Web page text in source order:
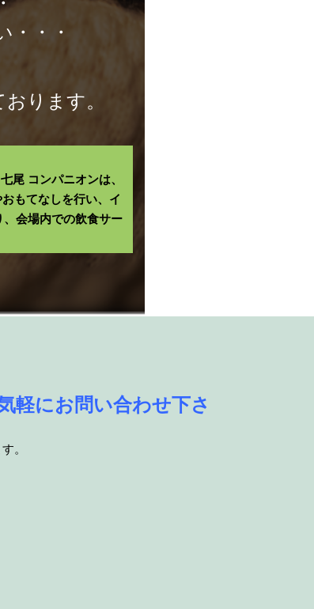
・・
ります。
尾 コンパニオンは、
もてなしを行い、イ
会場内での飲食サー
軽にお問い合わせ下さ
。